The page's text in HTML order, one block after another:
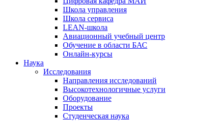
Школа управления
Школа сервиса
LEAN-школа
Авиационный учебный центр
Обучение в области БАС
Онлайн-курсы
Наука
Исследования
Направления исследований
Высокотехнологичные услуги
Оборудование
Проекты
Студенческая наука